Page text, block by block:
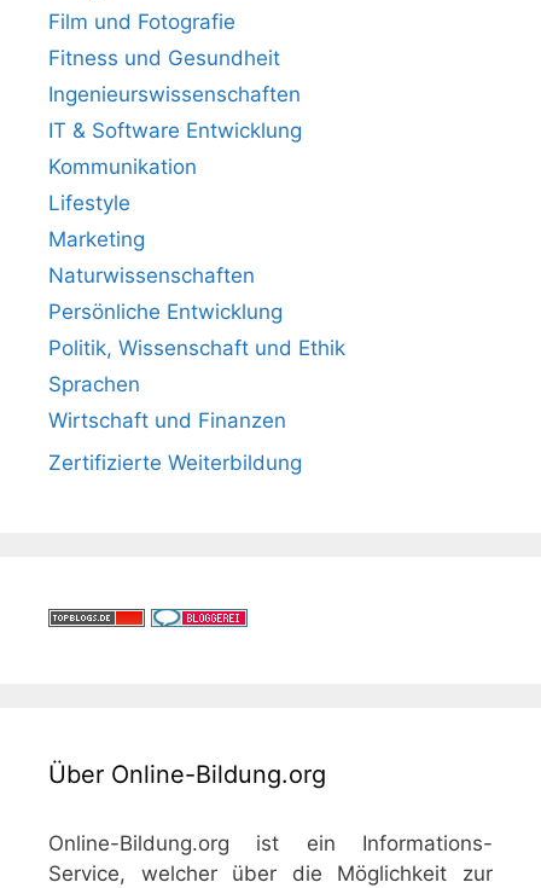
Film und Fotografie
Fitness und Gesundheit
Ingenieurswissenschaften
IT & Software Entwicklung
Kommunikation
Lifestyle
Marketing
Naturwissenschaften
Persönliche Entwicklung
Politik, Wissenschaft und Ethik
Sprachen
Wirtschaft und Finanzen
Zertifizierte Weiterbildung
Über Online-Bildung.org
Online-Bildung.org ist ein Informations-
Service, welcher über die Möglichkeit zur